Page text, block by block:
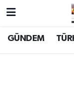
GÜNDEM